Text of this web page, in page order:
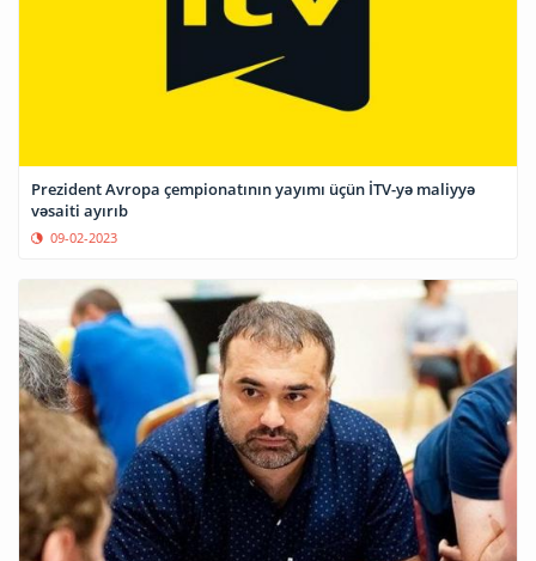
Prezident Avropa çempionatının yayımı üçün İTV-yə maliyyə
vəsaiti ayırıb
09-02-2023